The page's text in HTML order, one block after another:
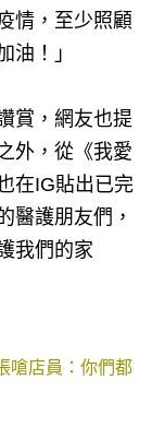
情，至少照顧
油！」
賞，網友也提
外，從《我愛
在IG貼出已完
醫護朋友們，
我們的家
嗆店員：你們都